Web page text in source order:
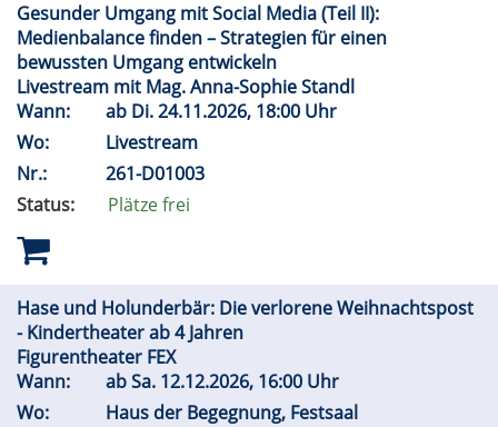
Gesunder Umgang mit Social Media (Teil II):
Medienbalance finden – Strategien für einen
bewussten Umgang entwickeln
Livestream mit Mag. Anna-Sophie Standl
Wann:
ab Di.24.11.2026, 18:00 Uhr
Wo:
Livestream
Nr.:
261-D01003
Status:
Plätze frei
Hase und Holunderbär: Die verlorene Weihnachtspost
- Kindertheater ab 4 Jahren
Figurentheater FEX
Wann:
abSa. 12.12.2026, 16:00 Uhr
Wo:
Haus der Begegnung, Festsaal